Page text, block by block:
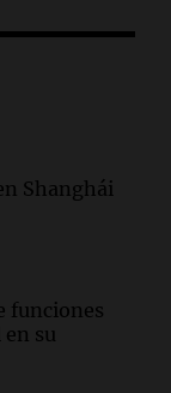
Shanghái
funciones
su